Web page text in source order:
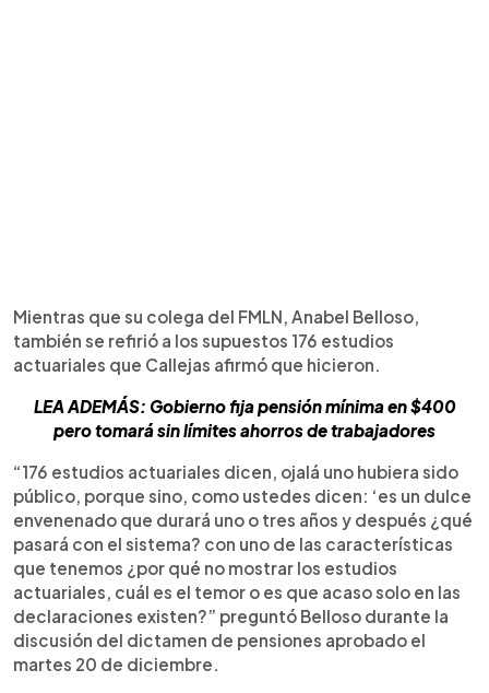
Mientras que su colega del FMLN, Anabel Belloso,
también se refirió a los supuestos 176 estudios
actuariales que Callejas afirmó que hicieron.
LEA ADEMÁS: Gobierno fija pensión mínima en $400
pero tomará sin límites ahorros de trabajadores
“176 estudios actuariales dicen, ojalá uno hubiera sido
público, porque sino, como ustedes dicen: ‘es un dulce
envenenado que durará uno o tres años y después ¿qué
pasará con el sistema? con uno de las características
que tenemos ¿por qué no mostrar los estudios
actuariales, cuál es el temor o es que acaso solo en las
declaraciones existen?” preguntó Belloso durante la
discusión del dictamen de pensiones aprobado el
martes 20 de diciembre.